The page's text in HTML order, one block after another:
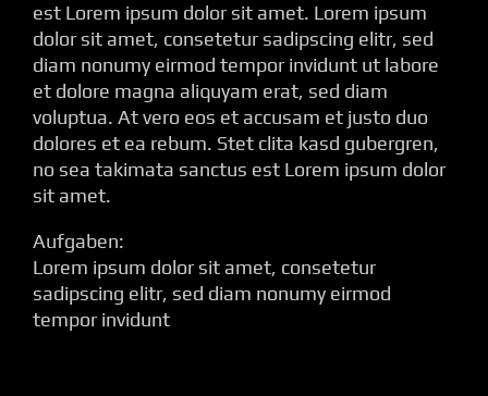
est Lorem ipsum dolor sit amet. Lorem ipsum
dolor sit amet, consetetur sadipscing elitr, sed
diam nonumy eirmod tempor invidunt ut labore
et dolore magna aliquyam erat, sed diam
voluptua. At vero eos et accusam et justo duo
dolores et ea rebum. Stet clita kasd gubergren,
no sea takimata sanctus est Lorem ipsum dolor
sit amet.
Aufgaben:
Lorem ipsum dolor sit amet, consetetur
sadipscing elitr, sed diam nonumy eirmod
tempor invidunt